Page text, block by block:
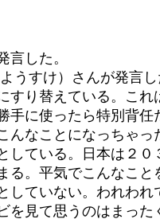
した。
うすけ）さんが発言し
り替えている。これ
手に使ったら特別背
んなことになっちゃ
ている。日本は２０
る。平気でこんなこ
ていない。われわれ
見て思うのはまった